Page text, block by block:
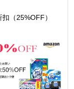
（25%OFF）